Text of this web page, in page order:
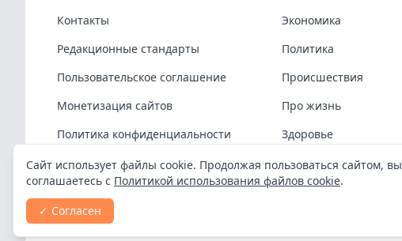
Контакты
Редакционные стандарты
Пользовательское соглашение
Монетизация сайтов
Политика конфиденциальности
Политика cookies
Экономика
Политика
Происшествия
Про жизнь
Здоровье
COVID-19
Спорт
Сайт использует файлы cookie. Продолжая пользоваться сайтом, вы
соглашаетесь с Политикой использования файлов cookie.
✓ Согласен